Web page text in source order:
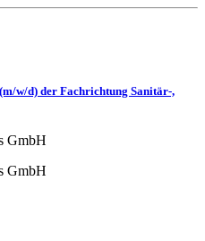
w/d) der Fachrichtung Sanitär-,
GmbH
GmbH